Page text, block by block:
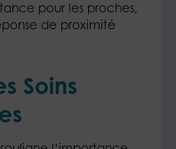
pour les proches,
de proximité
Soins